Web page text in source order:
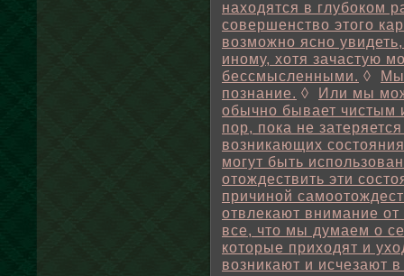
находятся в глубоком
совершенство этого
возможно ясно
иному, хотя зачастую
бессмысленными. ◊ Мы
познание. ◊ Или мы
обычно бывает чистым
пор, пока не
возникающих
могут быть
отождествить эти
причиной
отвлекают внимание от
все, что мы думаем о
которые приходят и
возникают и исчезают